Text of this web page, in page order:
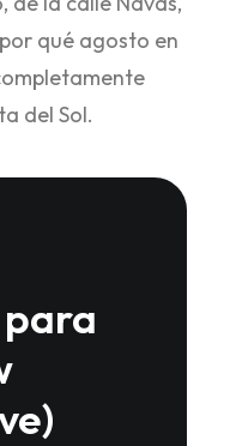
qué agosto en
del Sol.